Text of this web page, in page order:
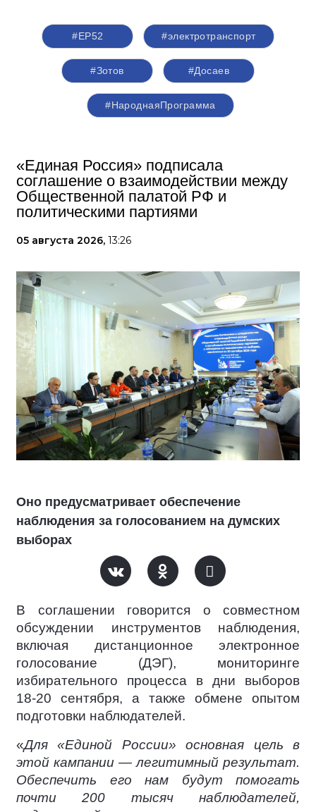
#ЕР52 #электротранспорт
#Зотов #Досаев
#НароднаяПрограмма
«Единая Россия» подписала
соглашение о взаимодействии между
Общественной палатой РФ и
политическими партиями
05 августа 2026, 13:26
Оно предусматривает обеспечение
наблюдения за голосованием на думских
выборах
В соглашении говорится о совместном
обсуждении инструментов наблюдения,
включая дистанционное электронное
голосование (ДЭГ), мониторинге
избирательного процесса в дни выборов
18-20 сентября, а также обмене опытом
подготовки наблюдателей.
«Для «Единой России» основная цель в
этой кампании — легитимный результат.
Обеспечить его нам будут помогать
почти 200 тысяч наблюдателей,